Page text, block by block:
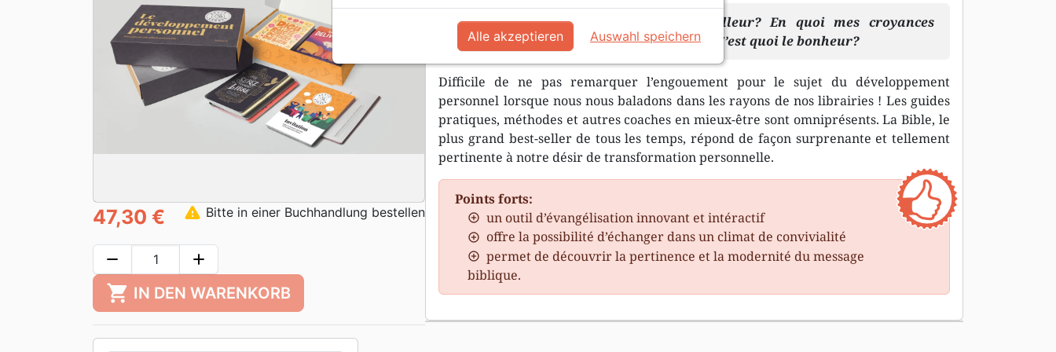
Comment devenir quelqu’un de meilleur? En quoi mes croyances
influencent-elles mon comportement? C’est quoi le bonheur?
Difficile de ne pas remarquer l’engouement pour le sujet du développement
personnel lorsque nous nous baladons dans les rayons de nos librairies ! Les guides
pratiques, méthodes et autres coaches en mieux-être sont omniprésents. La Bible, le
plus grand best-seller de tous les temps, répond de façon surprenante et tellement
pertinente à notre désir de transformation personnelle.
Points forts:
un outil d’évangélisation innovant et intéractif
offre la possibilité d’échanger dans un climat de convivialité
permet de découvrir la pertinence et la modernité du message
biblique.
47,30 € warning Bitte in einer Buchhandlung bestellen
remove add
shopping_cart IN DEN WARENKORB
Alle akzeptieren Auswahl speichern